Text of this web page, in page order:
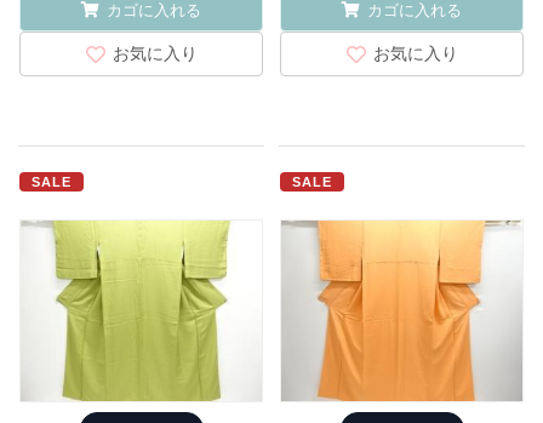
カゴに入れる
お気に入り
カゴに入れる
お気に入り
SALE SALE